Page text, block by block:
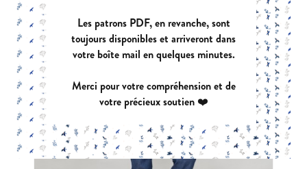
Les patrons PDF, en revanche, sont
toujours disponibles et arriveront dans
votre boîte mail en quelques minutes.
Merci pour votre compréhension et de
votre précieux soutien ❤️